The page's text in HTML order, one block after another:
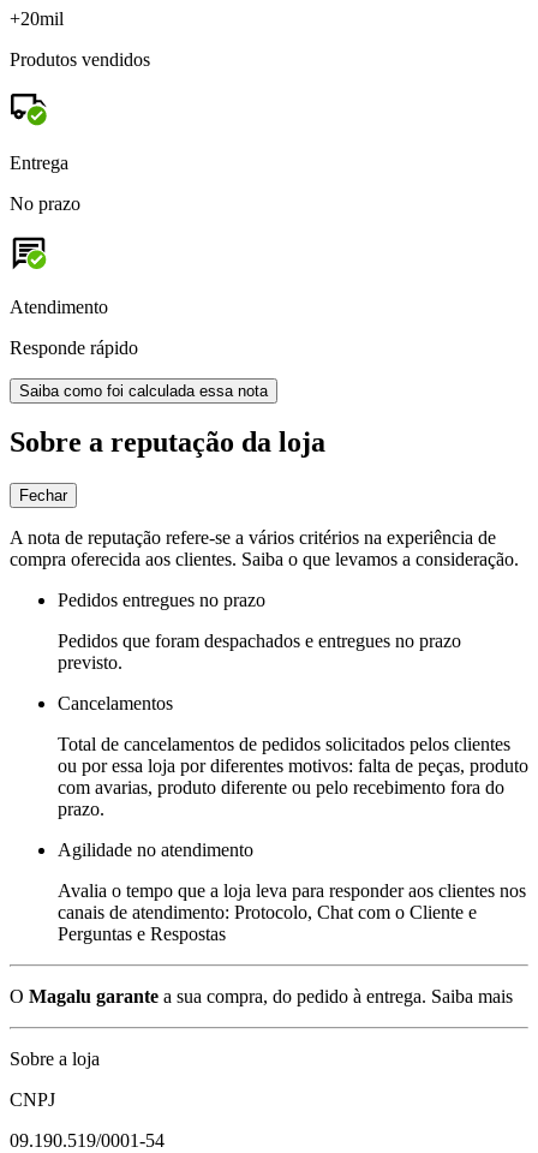
+20mil
Produtos vendidos
Entrega
No prazo
Atendimento
Responde rápido
Saiba como foi calculada essa nota
Sobre a reputação da loja
Fechar
A nota de reputação refere-se a vários critérios na experiência de
compra oferecida aos clientes. Saiba o que levamos a consideração.
Pedidos entregues no prazo
Pedidos que foram despachados e entregues no prazo
previsto.
Cancelamentos
Total de cancelamentos de pedidos solicitados pelos clientes
ou por essa loja por diferentes motivos: falta de peças, produto
com avarias, produto diferente ou pelo recebimento fora do
prazo.
Agilidade no atendimento
Avalia o tempo que a loja leva para responder aos clientes nos
canais de atendimento: Protocolo, Chat com o Cliente e
Perguntas e Respostas
O Magalu garante a sua compra, do pedido à entrega. Saiba mais
Sobre a loja
CNPJ
09.190.519/0001-54